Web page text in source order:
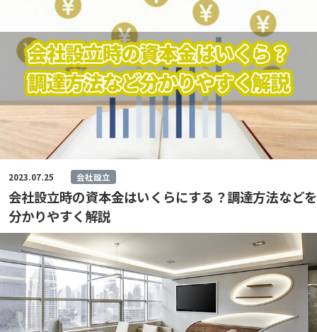
2023.07.25 会社設立
会社設立時の資本金はいくらにする？調達方法などを
分かりやすく解説